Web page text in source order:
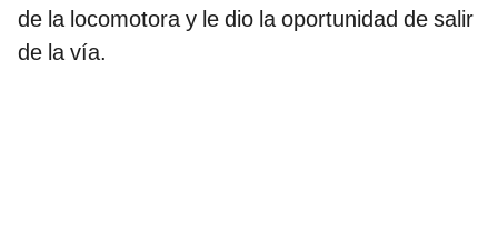
de la locomotora y le dio la oportunidad de salir
de la vía.